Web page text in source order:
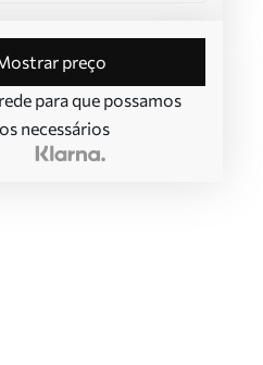
preço
para que possamos
necessários